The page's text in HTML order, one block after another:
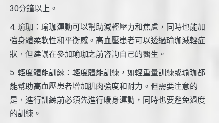
30分鐘以上。
4. 瑜珈：瑜珈運動可以幫助減輕壓力和焦慮，同時也能加
強身體柔軟性和平衡感。高血壓患者可以透過瑜珈減輕症
狀，但建議在參加瑜珈之前咨詢自己的醫生。
5. 輕度體能訓練：輕度體能訓練，如輕重量訓練或瑜珈都
能幫助高血壓患者增加肌肉強度和耐力。但需要注意的
是，進行訓練前必須先進行暖身運動，同時也要避免過度
的訓練。